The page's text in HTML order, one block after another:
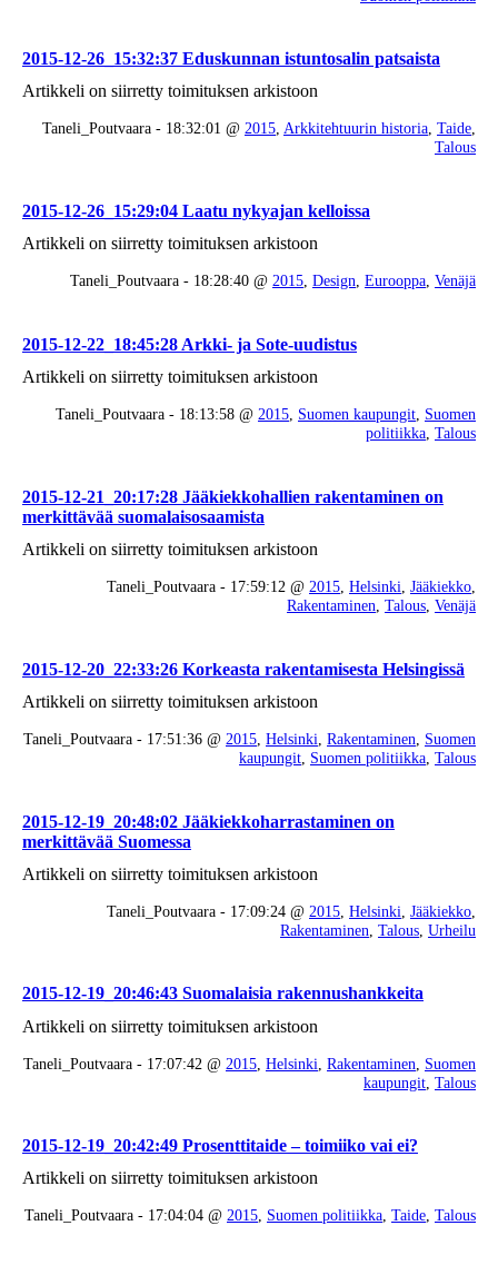
2015-12-26_15:32:37 Eduskunnan istuntosalin patsaista
Artikkeli on siirretty toimituksen arkistoon
Taneli_Poutvaara - 18:32:01 @ 2015, Arkkitehtuurin historia, Taide,
Talous
2015-12-26_15:29:04 Laatu nykyajan kelloissa
Artikkeli on siirretty toimituksen arkistoon
Taneli_Poutvaara - 18:28:40 @ 2015, Design, Eurooppa, Venäjä
2015-12-22_18:45:28 Arkki- ja Sote-uudistus
Artikkeli on siirretty toimituksen arkistoon
Taneli_Poutvaara - 18:13:58 @ 2015 Suomen kaupungit Suomen
politiikka Talous
2015-12-21_20:17:28 Jääkiekkohallien rakentaminen on
merkittävää suomalaisosaamista
Artikkeli on siirretty toimituksen arkistoon
Taneli_Poutvaara - 17:59:12 @ 2015 Helsinki Jääkiekko
Rakentaminen Talous Venäjä
2015-12-20_22:33:26 Korkeasta rakentamisesta Helsingissä
Artikkeli on siirretty toimituksen arkistoon
Taneli_Poutvaara - 17:51:36 @ 2015 Helsinki Rakentaminen
Suomen
kaupungit Suomen politiikka Talous
2015-12-19_20:48:02 Jääkiekkoharrastaminen on
merkittävää Suomessa
Artikkeli on siirretty toimituksen arkistoon
Taneli_Poutvaara - 17:09:24 @ 2015 Helsinki Jääkiekko
Rakentaminen Talous Urheilu
2015-12-19_20:46:43 Suomalaisia rakennushankkeita
Artikkeli on siirretty toimituksen arkistoon
Taneli_Poutvaara - 17:07:42 @ 2015 Helsinki Rakentaminen
Suomen
kaupungit Talous
2015-12-19_20:42:49 Prosenttitaide – toimiiko vai ei?
Artikkeli on siirretty toimituksen arkistoon
Taneli_Poutvaara - 17:04:04 @ 2015, Suomen politiikka, Taide, Talous